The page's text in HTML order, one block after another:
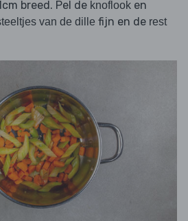
breed. Pel de knoflook en
van de dille fijn en de rest